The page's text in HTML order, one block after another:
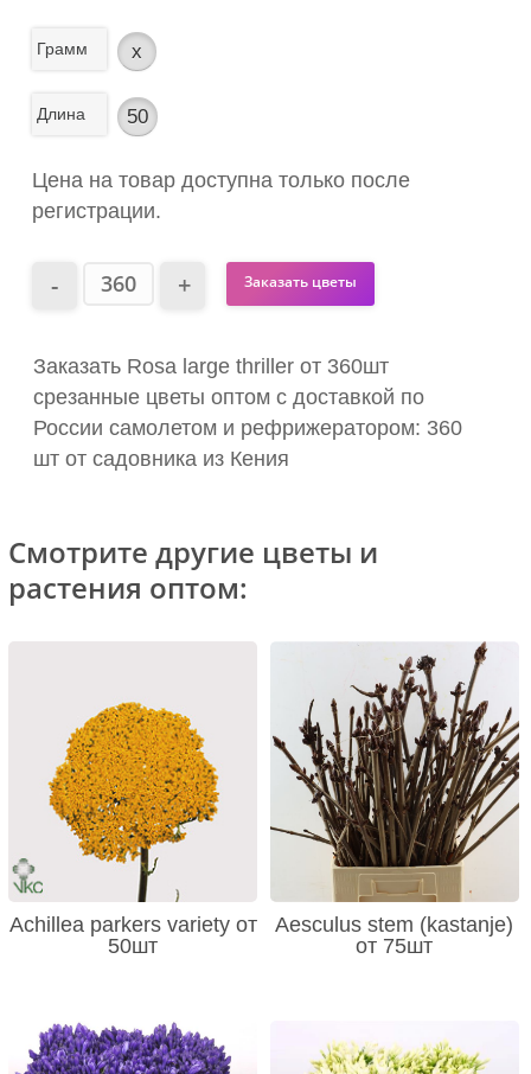
Грамм x
Длина 50
Цена на товар доступна только после
регистрации.
Заказать цветы
Заказать Rosa large thriller от 360шт
срезанные цветы оптом с доставкой по
России самолетом и рефрижератором: 360
шт от садовника из Кения
Смотрите другие цветы и
растения оптом:
Achillea parkers variety от
50шт
Aesculus stem (kastanje)
от 75шт